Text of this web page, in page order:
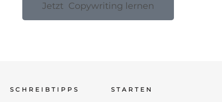
Jetzt Copywriting lernen
SCHREIBTIPPS STARTEN